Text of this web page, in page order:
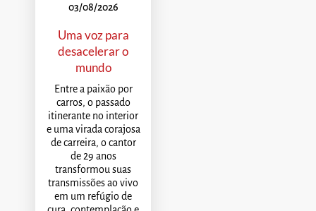
03/08/2026
Uma voz para
desacelerar o
mundo
Entre a paixão por
carros, o passado
itinerante no interior
e uma virada corajosa
de carreira, o cantor
de 29 anos
transformou suas
transmissões ao vivo
em um refúgio de